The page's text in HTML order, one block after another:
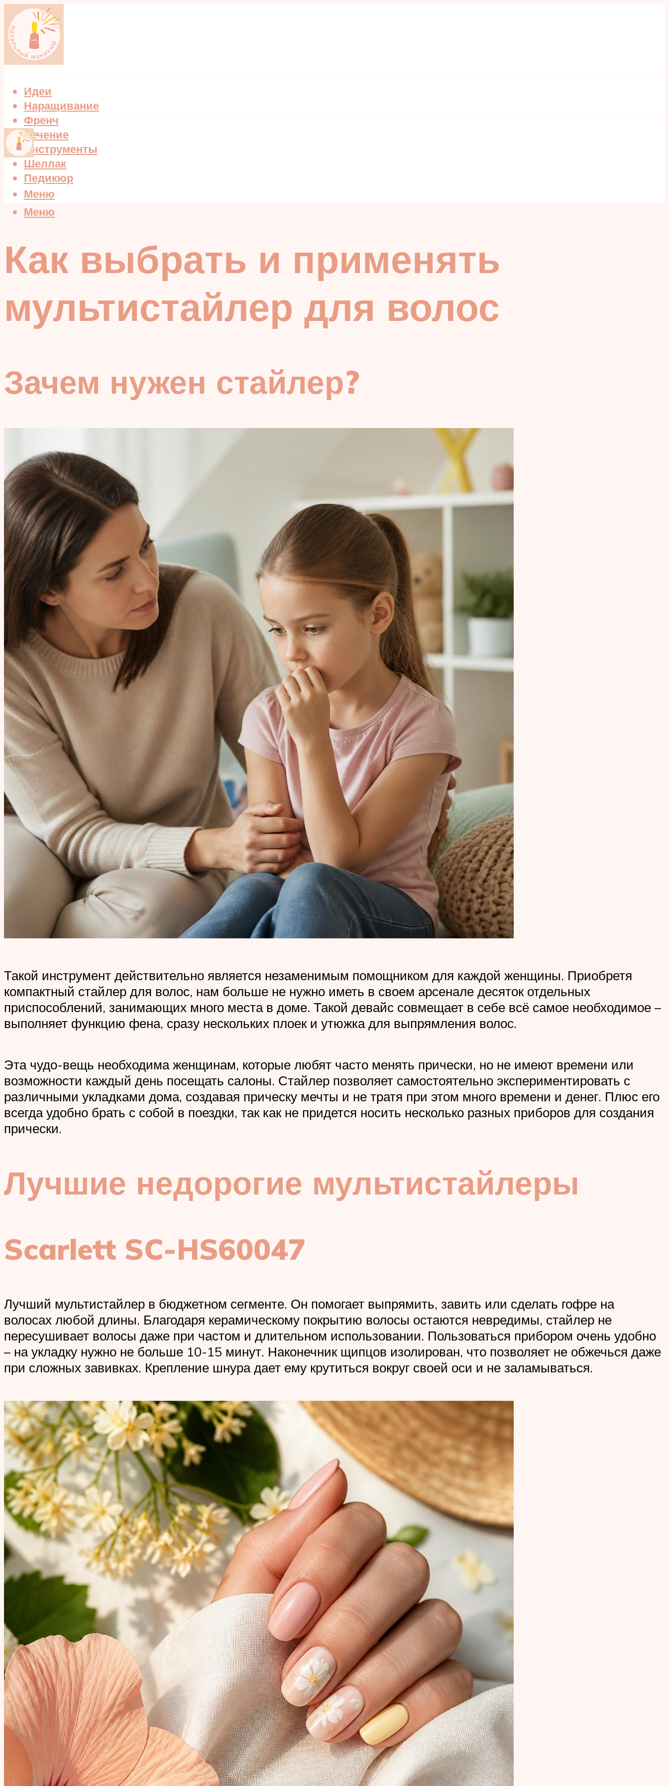
Идеи
Наращивание
Френч
Лечение
Инструменты
Шеллак
Педикюр
Меню
Меню
Как выбрать и применять
мультистайлер для волос
Зачем нужен стайлер?
Такой инструмент действительно является незаменимым помощником для каждой женщины. Приобретя
компактный стайлер для волос, нам больше не нужно иметь в своем арсенале десяток отдельных
приспособлений, занимающих много места в доме. Такой девайс совмещает в себе всё самое необходимое –
выполняет функцию фена, сразу нескольких плоек и утюжка для выпрямления волос.
Эта чудо-вещь необходима женщинам, которые любят часто менять прически, но не имеют времени или
возможности каждый день посещать салоны. Стайлер позволяет самостоятельно экспериментировать с
различными укладками дома, создавая прическу мечты и не тратя при этом много времени и денег. Плюс его
всегда удобно брать с собой в поездки, так как не придется носить несколько разных приборов для создания
прически.
Лучшие недорогие мультистайлеры
Scarlett SC-HS60047
Лучший мультистайлер в бюджетном сегменте. Он помогает выпрямить, завить или сделать гофре на
волосах любой длины. Благодаря керамическому покрытию волосы остаются невредимы, стайлер не
пересушивает волосы даже при частом и длительном использовании. Пользоваться прибором очень удобно
– на укладку нужно не больше 10-15 минут. Наконечник щипцов изолирован, что позволяет не обжечься даже
при сложных завивках. Крепление шнура дает ему крутиться вокруг своей оси и не заламываться.